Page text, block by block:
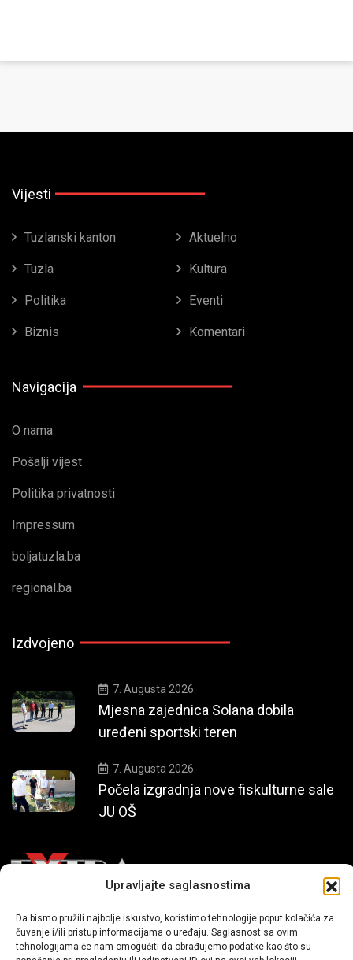
Upravljajte saglasnostima
Da bismo pružili najbolje iskustvo, koristimo tehnologije poput kolačića za
čuvanje i/ili pristup informacijama o uređaju. Saglasnost sa ovim
tehnologijama će nam omogućiti da obrađujemo podatke kao što su
Vijesti
Tuzlanski kanton Aktuelno
Tuzla Kultura
Politika Eventi
Biznis Komentari
Navigacija
O nama
Pošalji vijest
Politika privatnosti
Impressum
boljatuzla.ba
regional.ba
Izdvojeno
7. Augusta 2026.
Mjesna zajednica Solana dobila
uređeni sportski teren
7. Augusta 2026.
Počela izgradnja nove fiskulturne sale
JU OŠ
Mi smo moderni portal zabavnog karaktera koji donosi vijesti i
priče iz života, svijeta showbiza, lifestyle-a i popularne kulture.